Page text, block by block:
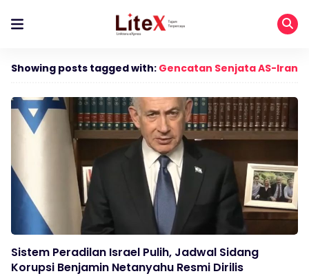
Showing posts tagged with: Gencatan Senjata AS-Iran
Sistem Peradilan Israel Pulih, Jadwal Sidang
Korupsi Benjamin Netanyahu Resmi Dirilis